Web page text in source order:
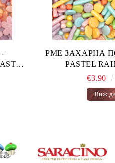
PME ЗАХАРНА
€3.90
Виж